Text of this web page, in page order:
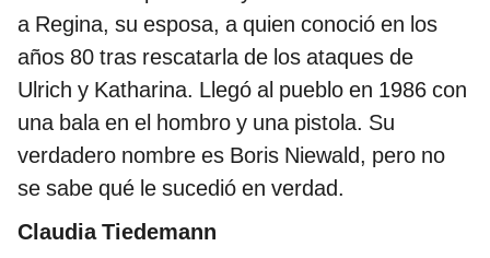
a Regina, su esposa, a quien conoció en los
años 80 tras rescatarla de los ataques de
Ulrich y Katharina. Llegó al pueblo en 1986 con
una bala en el hombro y una pistola. Su
verdadero nombre es Boris Niewald, pero no
se sabe qué le sucedió en verdad.
Claudia Tiedemann